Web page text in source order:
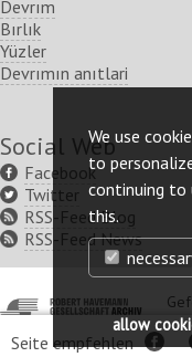
We use
to
continuing to
this.
allow
Seite empfehlen
Devrım
Bırlık
Yüzler
Devrımın anıtlari
Social Web
Facebook
Twitter
RSS-Feed Blog
RSS-Feed News
http://www.havemann-
gesellschaft.de/